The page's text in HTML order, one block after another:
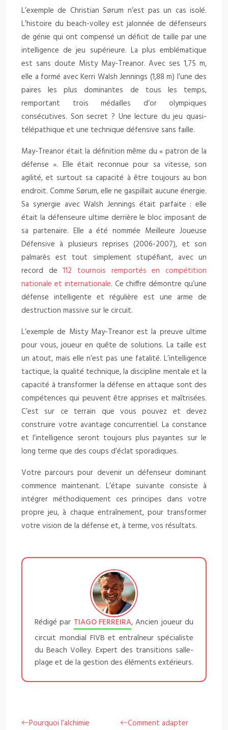
L’exemple de Christian Sørum n’est pas un cas isolé.
L’histoire du beach-volley est jalonnée de défenseurs
de génie qui ont compensé un déficit de taille par une
intelligence de jeu supérieure. La plus emblématique
est sans doute Misty May-Treanor. Avec ses 1,75 m,
elle a formé avec Kerri Walsh Jennings (1,88 m) l’une des
paires les plus dominantes de tous les temps,
remportant trois médailles d’or olympiques
consécutives. Son secret ? Une lecture du jeu quasi-
télépathique et une technique défensive sans faille.
May-Treanor était la définition même du « patron de la
défense ». Elle était reconnue pour sa vitesse, son
agilité, et surtout sa capacité à être toujours au bon
endroit. Comme Sørum, elle ne gaspillait aucune énergie.
Sa synergie avec Walsh Jennings était parfaite : elle
était la défenseure ultime derrière le bloc imposant de
sa partenaire. Elle a été nommée Meilleure Joueuse
Défensive à plusieurs reprises (2006-2007), et son
palmarès est tout simplement stupéfiant, avec un
record de112 tournois remportés en compétition
nationale et internationale. Ce chiffre démontre qu’une
défense intelligente et régulière est une arme de
destruction massive sur le circuit.
L’exemple de Misty May-Treanor est la preuve ultime
pour vous, joueur en quête de solutions. La taille est
un atout, mais elle n’est pas une fatalité. L’intelligence
tactique, la qualité technique, la discipline mentale et la
capacité à transformer la défense en attaque sont des
compétences qui peuvent être apprises et maîtrisées.
C’est sur ce terrain que vous pouvez et devez
construire votre avantage concurrentiel. La constance
et l’intelligence seront toujours plus payantes sur le
long terme que des coups d’éclat sporadiques.
Votre parcours pour devenir un défenseur dominant
commence maintenant. L’étape suivante consiste à
intégrer méthodiquement ces principes dans votre
propre jeu, à chaque entraînement, pour transformer
votre vision de la défense et, à terme, vos résultats.
Rédigé par TIAGO FERREIRA, Ancien joueur du
circuit mondial FIVB et entraîneur spécialiste
du Beach Volley. Expert des transitions salle-
plage et de la gestion des éléments extérieurs.
Pourquoi l’alchimie Comment adapter